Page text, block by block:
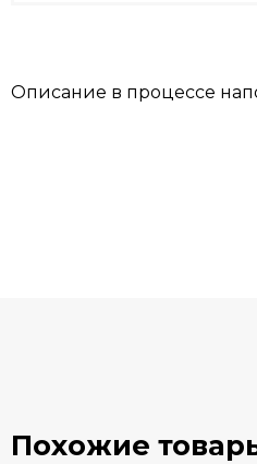
Описание в процессе
Похожие